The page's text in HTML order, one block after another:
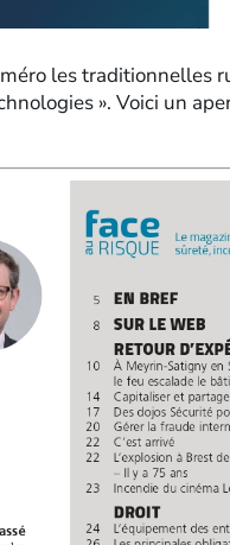
les traditionnelles
». Voici un